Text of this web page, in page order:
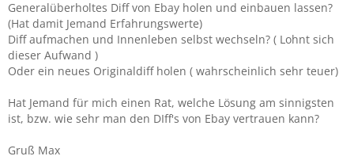
Generalüberholtes Diff von Ebay holen und einbauen lassen?
(Hat damit Jemand Erfahrungswerte)
Diff aufmachen und Innenleben selbst wechseln? ( Lohnt sich
dieser Aufwand )
Oder ein neues Originaldiff holen ( wahrscheinlich sehr teuer)
Hat Jemand für mich einen Rat, welche Lösung am sinnigsten
ist, bzw. wie sehr man den DIff's von Ebay vertrauen kann?
Gruß Max